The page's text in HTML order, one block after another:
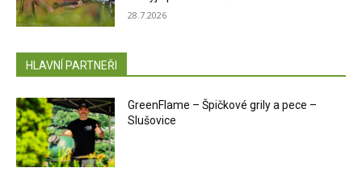
28.7.2026
HLAVNÍ PARTNEŘI
GreenFlame – Špičkové grily a pece –
Slušovice